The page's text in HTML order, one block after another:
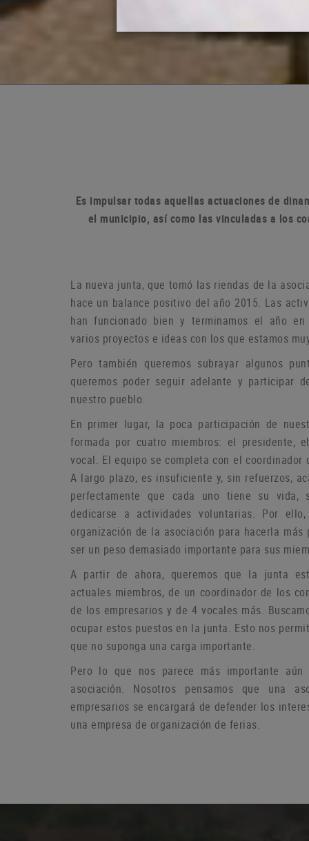
Es impulsar todas aquellas actuaciones de
el municipio, así como las vinculadas a los
La nueva junta, que tomó las riendas de la
hace un balance positivo del año 2015. Las
han funcionado bien y terminamos el año
varios proyectos e ideas con los que estamos
Pero también queremos subrayar algunos
queremos poder seguir adelante y participar
nuestro pueblo.
En primer lugar, la poca participación de
formada por cuatro miembros: el presidente,
vocal. El equipo se completa con el
A largo plazo, es insuficiente y, sin refuerzos,
perfectamente que cada uno tiene su
dedicarse a actividades voluntarias. Por
organización de la asociación para hacerla
ser un peso demasiado importante para sus
A partir de ahora, queremos que la junta
actuales miembros, de un coordinador de los
de los empresarios y de 4 vocales más.
ocupar estos puestos en la junta. Esto nos
que no suponga una carga importante.
Pero lo que nos parece más importante
asociación. Nosotros pensamos que una
empresarios se encargará de defender los
una empresa de organización de ferias.